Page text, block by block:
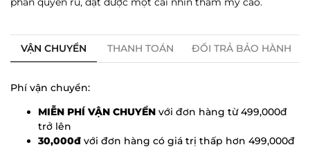
VẬN CHUYỂN THANH TOÁN ĐỔI TRẢ BẢO HÀNH
Phí vận chuyển:
MIỄN PHÍ VẬN CHUYỂN với đơn hàng từ 499,000đ
trở lên
30,000đ với đơn hàng có giá trị thấp hơn 499,000đ